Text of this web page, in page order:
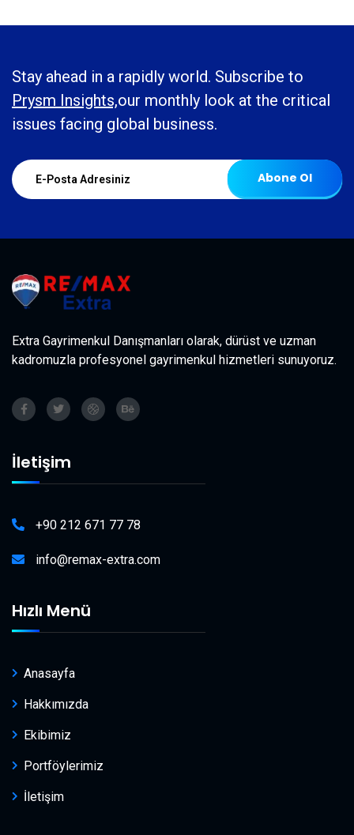
Stay ahead in a rapidly world. Subscribe to
Prysm Insights,our monthly look at the critical
issues facing global business.
Abone Ol
Extra Gayrimenkul Danışmanları olarak, dürüst ve uzman
kadromuzla profesyonel gayrimenkul hizmetleri sunuyoruz.
İletişim
+90 212 671 77 78
info@remax-extra.com
Hızlı Menü
Anasayfa
Hakkımızda
Ekibimiz
Portföylerimiz
İletişim